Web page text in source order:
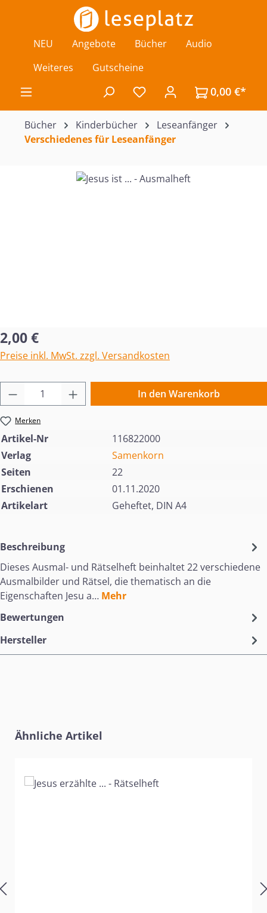
Zum Hauptinhalt springen
NEU Angebote Bücher
Audio
Weiteres
Gutscheine
Du hast 0 Produkte auf
0,00 €*
Bücher Kinderbücher
Leseanfänger
Verschiedenes für Leseanfänger
Bildergalerie überspringen
Regulärer Preis:
2,00 €
Preise inkl. MwSt. zzgl. Versandkosten
Produkt Anzahl: Gib den gewünschten
In den Warenkorb
Merken
Artikel-Nr
116822000
Verlag
Samenkorn
Seiten
22
Erschienen
01.11.2020
Artikelart
Geheftet, DIN A4
Beschreibung
Dieses Ausmal- und Rätselheft beinhaltet 22 verschiedene
Ausmalbilder und Rätsel, die thematisch an die
Eigenschaften Jesu a… Mehr
Bewertungen
Hersteller
Produktgalerie überspringen
Ähnliche Artikel